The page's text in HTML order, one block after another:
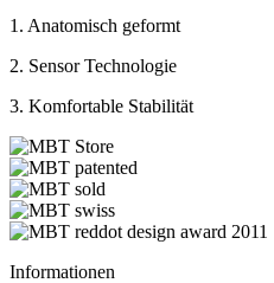
1. Anatomisch geformt
2. Sensor Technologie
3. Komfortable Stabilität
Informationen